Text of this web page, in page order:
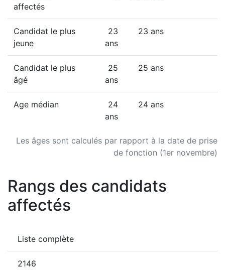
Les âges sont calculés par rapport à la date de prise
de fonction (1er novembre)
affectés
Candidat le plus
jeune
23
ans
23 ans
Candidat le plus
âgé
25
ans
25 ans
Age médian
24
ans
24 ans
Rangs des candidats
affectés
Liste complète
2146